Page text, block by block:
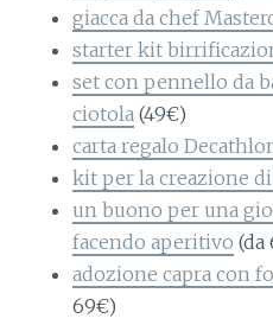
giacca da chef
starter kit
set con pennello da
ciotola(49€)
carta regalo
kit per la creazione
un buono per una
facendo aperitivo (da
adozione capra con
69€)